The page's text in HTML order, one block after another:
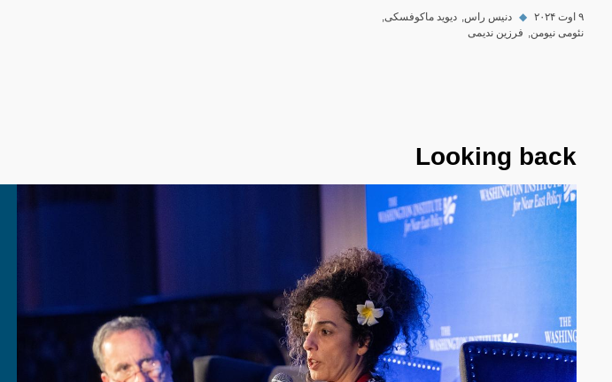
۹ اوت ۲۰۲۴ ◆ دنیس راس دیوید ماکوفسکی
نئومی نیومن
فرزین ندیمی
Looking back